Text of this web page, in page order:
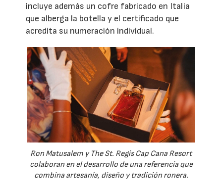
incluye además un cofre fabricado en Italia
que alberga la botella y el certificado que
acredita su numeración individual.
Ron Matusalem y The St. Regis Cap Cana Resort
colaboran en el desarrollo de una referencia que
combina artesanía, diseño y tradición ronera.